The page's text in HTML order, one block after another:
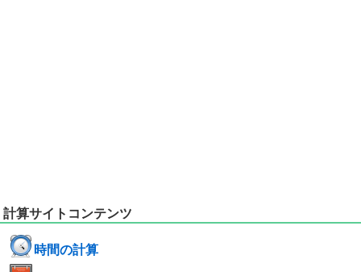
計算サイトコンテンツ
時間の計算